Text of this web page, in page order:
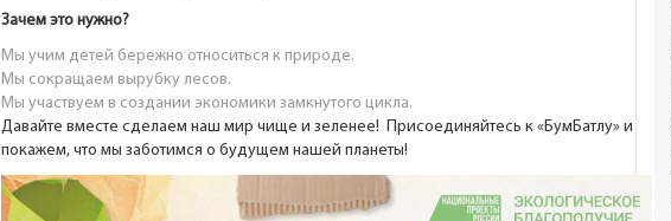
Зачем это нужно?
Мы учим детей бережно относиться к природе.
Мы сокращаем вырубку лесов.
Мы участвуем в создании экономики замкнутого цикла.
Давайте вместе сделаем наш мир чище и зеленее! Присоединяйтесь к «БумБатлу» и
покажем, что мы заботимся о будущем нашей планеты!